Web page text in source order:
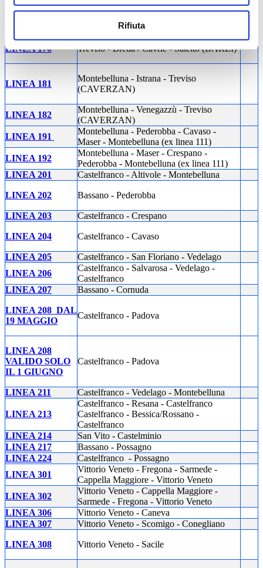
Rifiuta
Francenigo - Prata
LINEA 170 Treviso - Breda / Cavrie - Saletto (BARZI)
LINEA 181
Montebelluna - Istrana - Treviso
(CAVERZAN)
LINEA 182
Montebelluna - Venegazzù - Treviso
(CAVERZAN)
LINEA 191
Montebelluna - Pederobba - Cavaso -
Maser - Montebelluna (ex linea 111)
LINEA 192
Montebelluna - Maser - Crespano -
Pederobba - Montebelluna (ex linea 111)
LINEA 201
Castelfranco - Altivole - Montebelluna
LINEA 202 Bassano - Pederobba
LINEA 203 Castelfranco - Crespano
LINEA 204 Castelfranco - Cavaso
LINEA 205
Castelfranco - San Floriano - Vedelago
LINEA 206
Castelfranco - Salvarosa - Vedelago -
Castelfranco
LINEA 207
Bassano - Cornuda
LINEA 208 DAL
19 MAGGIO
Castelfranco - Padova
LINEA 208
VALIDO SOLO
IL 1 GIUGNO
Castelfranco - Padova
LINEA 211 Castelfranco - Vedelago - Montebelluna
LINEA 213
Castelfranco - Resana - Castelfranco
Castelfranco - Bessica/Rossano -
Castelfranco
LINEA 214
San Vito - Castelminio
LINEA 217
Bassano - Possagno
LINEA 224
Castelfranco - Possagno
LINEA 301
Vittorio Veneto - Fregona - Sarmede -
Cappella Maggiore - Vittorio Veneto
LINEA 302
Vittorio Veneto - Cappella Maggiore -
Sarmede - Fregona - Vittorio Veneto
LINEA 306
Vittorio Veneto - Caneva
LINEA 307
Vittorio Veneto - Scomigo - Conegliano
LINEA 308 Vittorio Veneto - Sacile